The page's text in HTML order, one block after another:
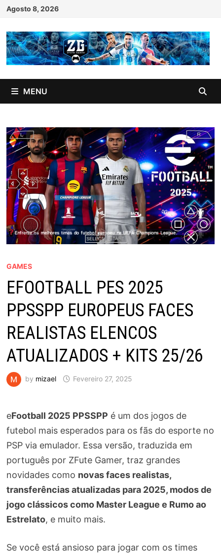
Skip
content
Agosto 8, 2026
MENU
GAMES
EFOOTBALL PES 2025
PPSSPP EUROPEUS FACES
REALISTAS ELENCOS
ATUALIZADOS + KITS 25/26
by mizael Fevereiro 27, 2025
eFootball 2025 PPSSPP é um dos jogos de
futebol mais esperados para os fãs do esporte no
PSP via emulador. Essa versão, traduzida em
português por ZFute Gamer, traz grandes
novidades como novas faces realistas,
transferências atualizadas para 2025, modos de
jogo clássicos como Master League e Rumo ao
Estrelato, e muito mais.
Se você está ansioso para jogar com os times